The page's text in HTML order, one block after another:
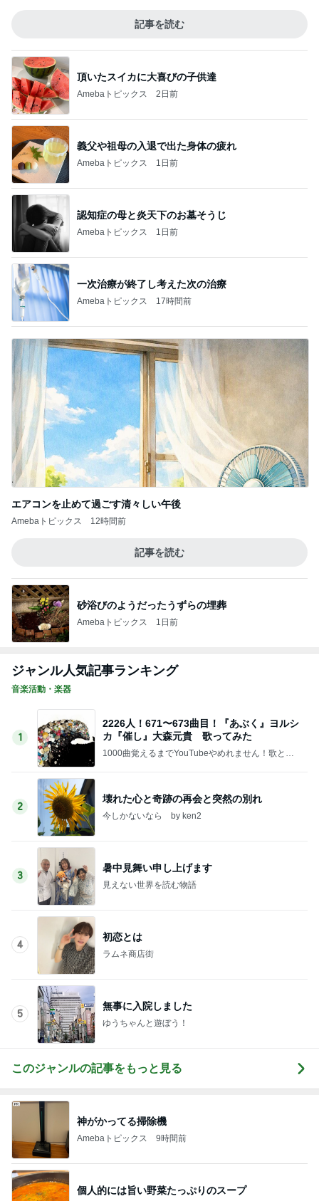
記事を読む
頂いたスイカに大喜びの子供達
Amebaトピックス 2日前
義父や祖母の入退で出た身体の疲れ
Amebaトピックス 1日前
認知症の母と炎天下のお墓そうじ
Amebaトピックス 1日前
一次治療が終了し考えた次の治療
Amebaトピックス 17時間前
エアコンを止めて過ごす清々しい午後
Amebaトピックス 12時間前
記事を読む
砂浴びのようだったうずらの埋葬
Amebaトピックス 1日前
ジャンル人気記事ランキング
音楽活動・楽器
1
2226人！671〜673曲目！『あぶく』ヨルシ
カ『催し』大森元貴 歌ってみた
1000曲覚えるまでYouTubeやめれません！歌と音
2
壊れた心と奇跡の再会と突然の別れ
今しかないなら by ken2
3
暑中見舞い申し上げます
見えない世界を読む物語
4
初恋とは
ラムネ商店街
5
無事に入院しました
ゆうちゃんと遊ぼう！
このジャンルの記事をもっと見る
神がかってる掃除機
Amebaトピックス 9時間前
個人的には旨い野菜たっぷりのスープ